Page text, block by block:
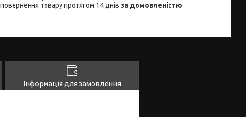
повернення товару протягом 14 днів за домовленістю
Інформація для замовлення